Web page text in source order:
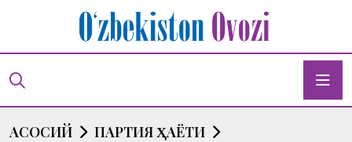
АСОСИЙ
ПАРТИЯ ҲАЁТИ